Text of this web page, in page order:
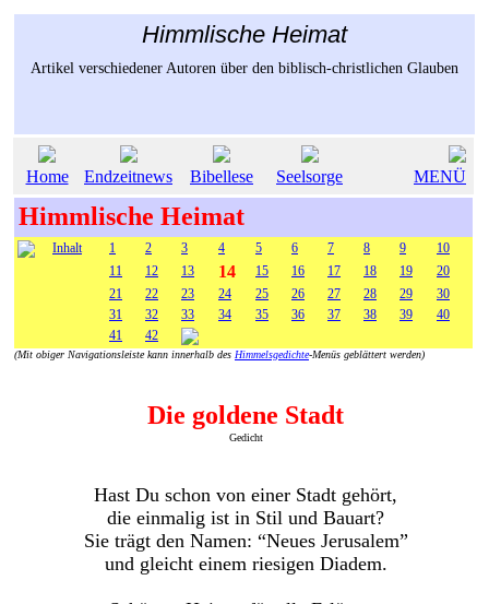
Himmlische Heimat
Artikel verschiedener Autoren über den biblisch-christlichen Glauben
Home Endzeitnews Bibellese Seelsorge MENÜ
Himmlische Heimat
Inhalt 1 2 3 4 5 6 7 8 9
10
11
12 13 14 15 16 17 18 19
20
21
22 23 24 25 26 27 28 29
30
31
32 33 34 35 36 37 38 39
40
41
42
(Mit obiger Navigationsleiste kann innerhalb des Himmelsgedichte-Menüs geblättert werden)
Die goldene Stadt
Gedicht
Hast Du schon von einer Stadt gehört,
die einmalig ist in Stil und Bauart?
Sie trägt den Namen: “Neues Jerusalem”
und gleicht einem riesigen Diadem.